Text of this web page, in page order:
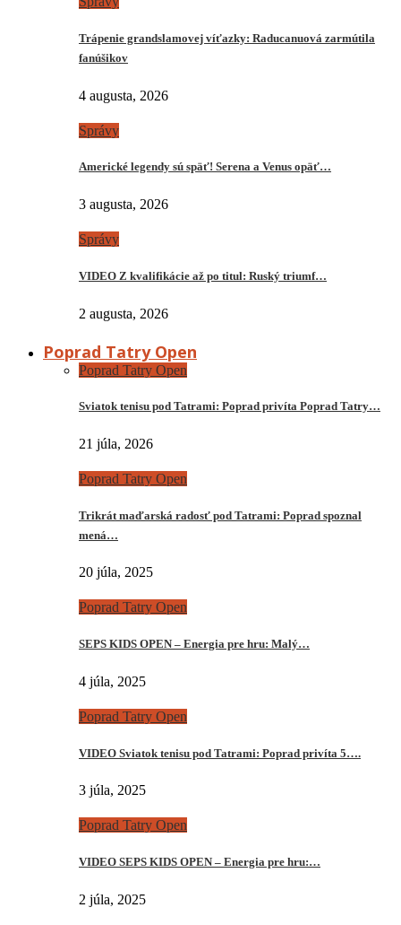
Trápenie grandslamovej víťazky: Raducanuová zarmútila
fanúšikov
4 augusta, 2026
Správy
Americké legendy sú späť! Serena a Venus opäť…
3 augusta, 2026
Správy
VIDEO Z kvalifikácie až po titul: Ruský triumf…
2 augusta, 2026
Poprad Tatry Open
Poprad Tatry Open
Sviatok tenisu pod Tatrami: Poprad privíta Poprad Tatry…
21 júla, 2026
Poprad Tatry Open
Trikrát maďarská radosť pod Tatrami: Poprad spoznal
mená…
20 júla, 2025
Poprad Tatry Open
SEPS KIDS OPEN – Energia pre hru: Malý…
4 júla, 2025
Poprad Tatry Open
VIDEO Sviatok tenisu pod Tatrami: Poprad privíta 5….
3 júla, 2025
Poprad Tatry Open
VIDEO SEPS KIDS OPEN – Energia pre hru:…
2 júla, 2025